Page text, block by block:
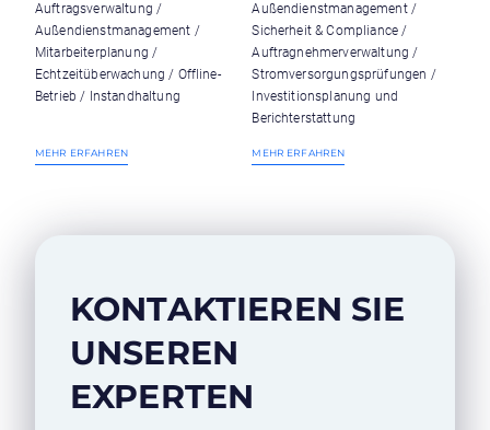
Auftragsverwaltung /
Außendienstmanagement /
Mitarbeiterplanung /
Echtzeitüberwachung / Offline-
Betrieb / Instandhaltung
MEHR ERFAHREN
Außendienstmanagement /
Sicherheit & Compliance /
Auftragnehmerverwaltung /
Stromversorgungsprüfungen /
Investitionsplanung und
Berichterstattung
MEHR ERFAHREN
KONTAKTIEREN SIE
UNSEREN
EXPERTEN